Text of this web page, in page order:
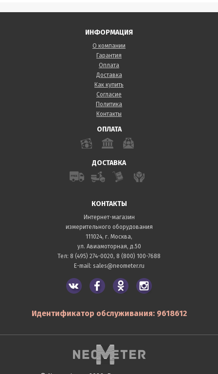
ИНФОРМАЦИЯ
О компании
Гарантия
Оплата
Доставка
Как купить
Согласие
Политика
Контакты
ОПЛАТА
ДОСТАВКА
КОНТАКТЫ
Интернет-магазин
измерительного оборудования
111024, г. Москва,
ул. Авиамоторная, д.50
Тел: 8 (495) 274-0020, 8 (800) 100-7688
E-mail: sales@neometer.ru
Идентификатор обслуживания: 9618612